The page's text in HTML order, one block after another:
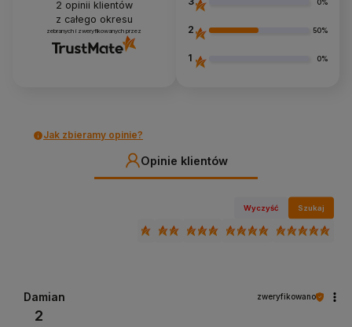
2 opinii klientów
z całego okresu
zebranych i zweryfikowanych przez
0%
2 50%
1 0%
Jak zbieramy opinie?
Opinie klientów
Wyczyść Szukaj
Damian zweryfikowano
2